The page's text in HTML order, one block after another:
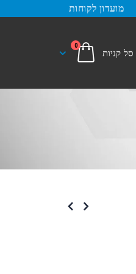
מועדון לקוחות
0